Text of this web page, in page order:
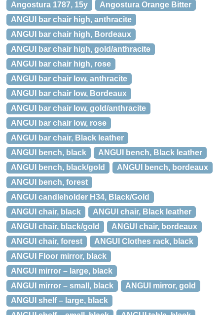
Angostura 1787, 15y
Angostura Orange Bitter
ANGUI bar chair high, anthracite
ANGUI bar chair high, Bordeaux
ANGUI bar chair high, gold/anthracite
ANGUI bar chair high, rose
ANGUI bar chair low, anthracite
ANGUI bar chair low, Bordeaux
ANGUI bar chair low, gold/anthracite
ANGUI bar chair low, rose
ANGUI bar chair, Black leather
ANGUI bench, black
ANGUI bench, Black leather
ANGUI bench, black/gold
ANGUI bench, bordeaux
ANGUI bench, forest
ANGUI candleholder H34, Black/Gold
ANGUI chair, black
ANGUI chair, Black leather
ANGUI chair, black/gold
ANGUI chair, bordeaux
ANGUI chair, forest
ANGUI Clothes rack, black
ANGUI Floor mirror, black
ANGUI mirror – large, black
ANGUI mirror – small, black
ANGUI mirror, gold
ANGUI shelf – large, black